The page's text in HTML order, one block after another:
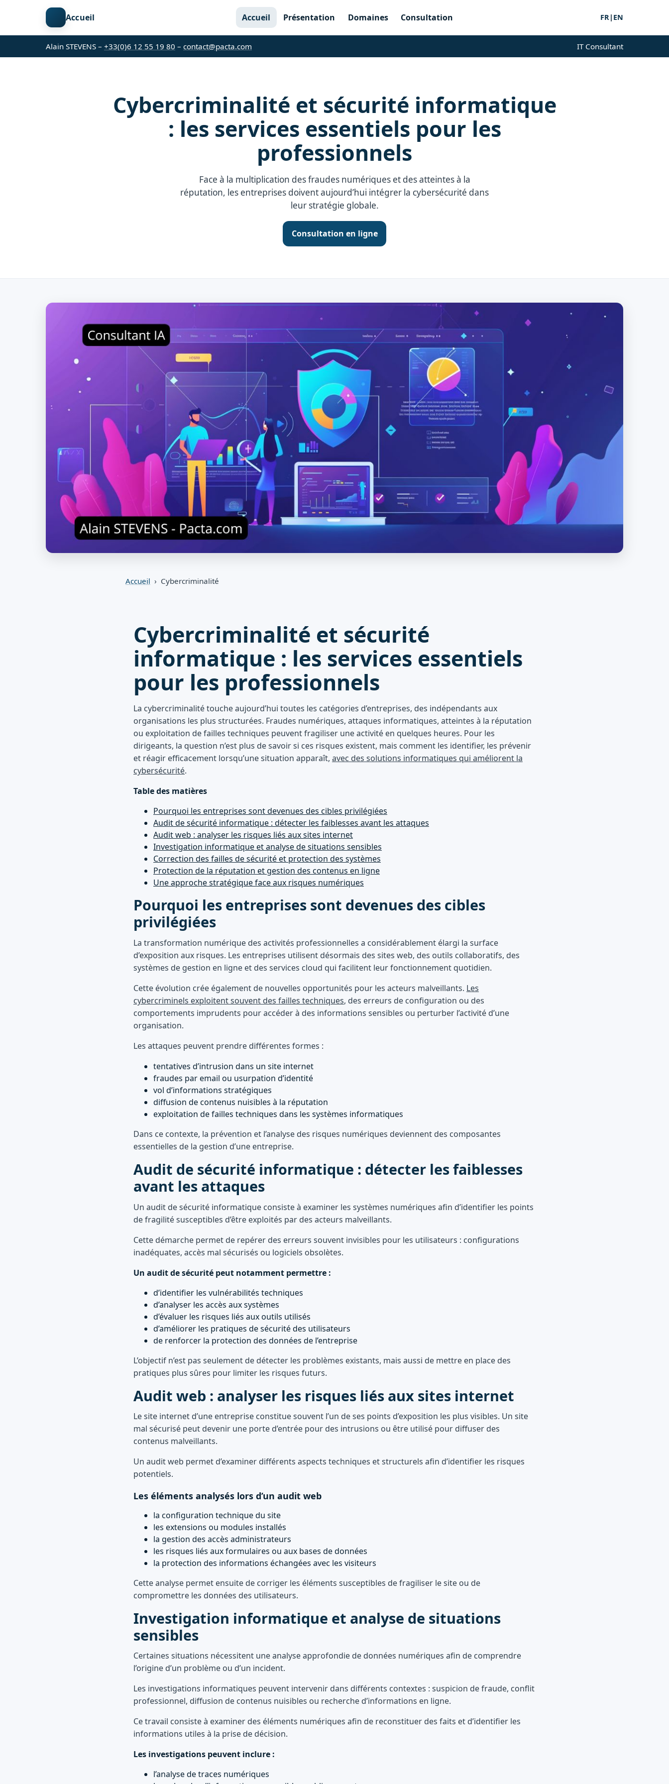
Accueil Accueil Présentation Domaines Consultation FR| EN
Alain STEVENS – +33(0)6 12 55 19 80 – contact@pacta.com IT Consultant
Cybercriminalité et sécurité informatique
: les services essentiels pour les
professionnels
Face à la multiplication des fraudes numériques et des atteintes à la
réputation, les entreprises doivent aujourd’hui intégrer la cybersécurité dans
leur stratégie globale.
Consultation en ligne
Accueil › Cybercriminalité
Cybercriminalité et sécurité
informatique : les services essentiels
pour les professionnels
La cybercriminalité touche aujourd’hui toutes les catégories d’entreprises, des indépendants aux
organisations les plus structurées. Fraudes numériques, attaques informatiques, atteintes à la réputation
ou exploitation de failles techniques peuvent fragiliser une activité en quelques heures. Pour les
dirigeants, la question n’est plus de savoir si ces risques existent, mais comment les identifier, les prévenir
et réagir efficacement lorsqu’une situation apparaît, avec des solutions informatiques qui améliorent la
cybersécurité.
Table des matières
Pourquoi les entreprises sont devenues des cibles privilégiées
Audit de sécurité informatique : détecter les faiblesses avant les attaques
Audit web : analyser les risques liés aux sites internet
Investigation informatique et analyse de situations sensibles
Correction des failles de sécurité et protection des systèmes
Protection de la réputation et gestion des contenus en ligne
Une approche stratégique face aux risques numériques
Pourquoi les entreprises sont devenues des cibles
privilégiées
La transformation numérique des activités professionnelles a considérablement élargi la surface
d’exposition aux risques. Les entreprises utilisent désormais des sites web, des outils collaboratifs, des
systèmes de gestion en ligne et des services cloud qui facilitent leur fonctionnement quotidien.
Cette évolution crée également de nouvelles opportunités pour les acteurs malveillants. Les
cybercriminels exploitent souvent des failles techniques, des erreurs de configuration ou des
comportements imprudents pour accéder à des informations sensibles ou perturber l’activité d’une
organisation.
Les attaques peuvent prendre différentes formes :
tentatives d’intrusion dans un site internet
fraudes par email ou usurpation d’identité
vol d’informations stratégiques
diffusion de contenus nuisibles à la réputation
exploitation de failles techniques dans les systèmes informatiques
Dans ce contexte, la prévention et l’analyse des risques numériques deviennent des composantes
essentielles de la gestion d’une entreprise.
Audit de sécurité informatique : détecter les faiblesses
avant les attaques
Un audit de sécurité informatique consiste à examiner les systèmes numériques afin d’identifier les points
de fragilité susceptibles d’être exploités par des acteurs malveillants.
Cette démarche permet de repérer des erreurs souvent invisibles pour les utilisateurs : configurations
inadéquates, accès mal sécurisés ou logiciels obsolètes.
Un audit de sécurité peut notamment permettre :
d’identifier les vulnérabilités techniques
d’analyser les accès aux systèmes
d’évaluer les risques liés aux outils utilisés
d’améliorer les pratiques de sécurité des utilisateurs
de renforcer la protection des données de l’entreprise
L’objectif n’est pas seulement de détecter les problèmes existants, mais aussi de mettre en place des
pratiques plus sûres pour limiter les risques futurs.
Audit web : analyser les risques liés aux sites internet
Le site internet d’une entreprise constitue souvent l’un de ses points d’exposition les plus visibles. Un site
mal sécurisé peut devenir une porte d’entrée pour des intrusions ou être utilisé pour diffuser des
contenus malveillants.
Un audit web permet d’examiner différents aspects techniques et structurels afin d’identifier les risques
potentiels.
Les éléments analysés lors d’un audit web
la configuration technique du site
les extensions ou modules installés
la gestion des accès administrateurs
les risques liés aux formulaires ou aux bases de données
la protection des informations échangées avec les visiteurs
Cette analyse permet ensuite de corriger les éléments susceptibles de fragiliser le site ou de
compromettre les données des utilisateurs.
Investigation informatique et analyse de situations
sensibles
Certaines situations nécessitent une analyse approfondie de données numériques afin de comprendre
l’origine d’un problème ou d’un incident.
Les investigations informatiques peuvent intervenir dans différents contextes : suspicion de fraude, conflit
professionnel, diffusion de contenus nuisibles ou recherche d’informations en ligne.
Ce travail consiste à examiner des éléments numériques afin de reconstituer des faits et d’identifier les
informations utiles à la prise de décision.
Les investigations peuvent inclure :
l’analyse de traces numériques